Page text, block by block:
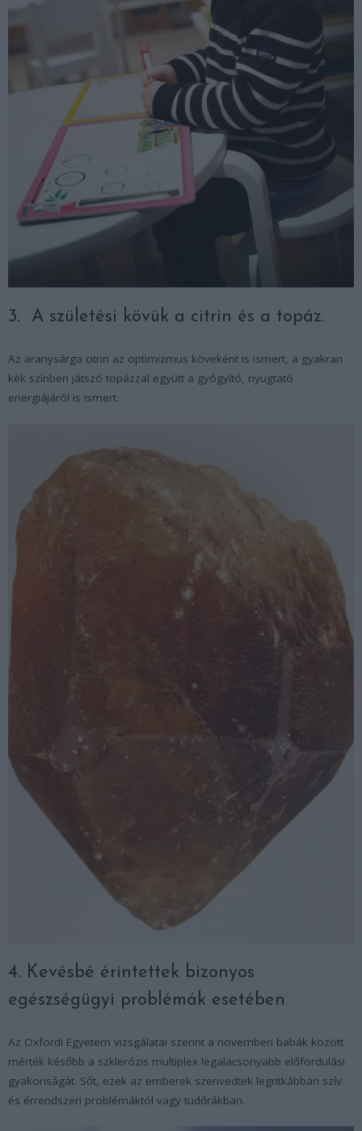
3. A születési kövük a citrin és a topáz.
Az aranysárga citrin az optimizmus köveként is ismert, a gyakran
kék színben játszó topázzal együtt a gyógyító, nyugtató
energiájáról is ismert.
4. Kevésbé érintettek bizonyos
egészségügyi problémák esetében
Az Oxfordi Egyetem vizsgálatai szerint a novemberi babák között
mérték később a szklerózis multiplex legalacsonyabb előfordulási
gyakoriságát. Sőt, ezek az emberek szenvedtek legritkábban szív
és érrendszeri problémáktól vagy tüdőrákban.